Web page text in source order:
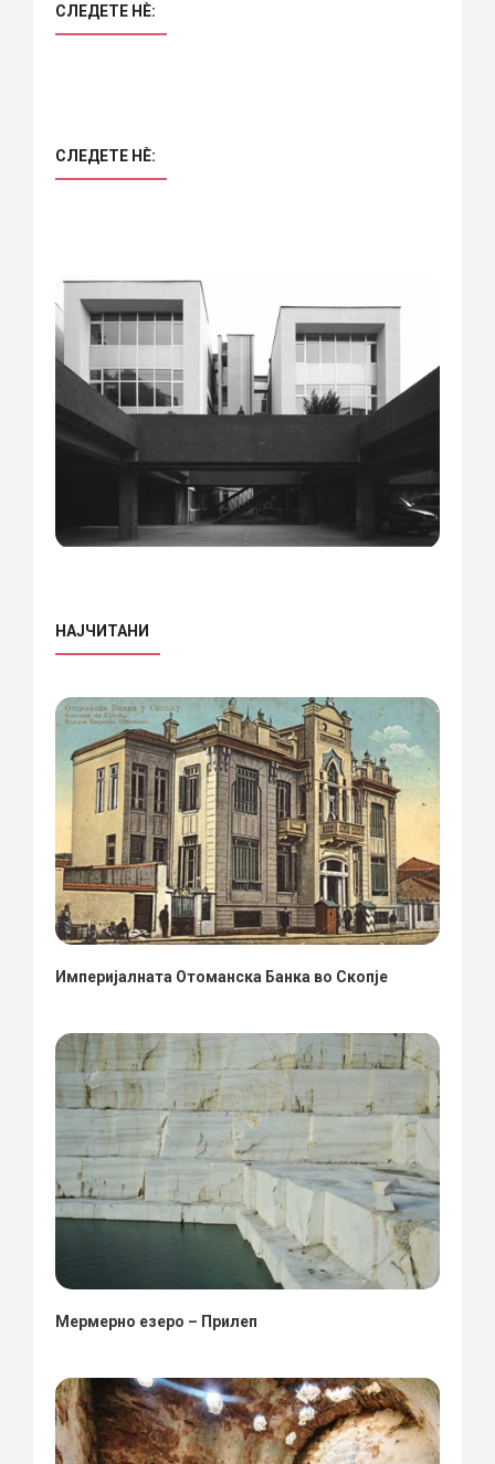
СЛЕДЕТЕ НÈ:
СЛЕДЕТЕ НÈ:
НАЈЧИТАНИ
Империјалната Отоманска Банка во Скопје
Мермерно езеро – Прилеп